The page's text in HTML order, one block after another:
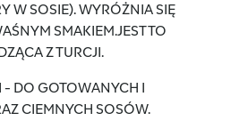
W SOSIE). WYRÓŻNIA SIĘ
SMAKIEM.JEST TO
Z TURCJI.
- DO GOTOWANYCH I
CIEMNYCH SOSÓW.